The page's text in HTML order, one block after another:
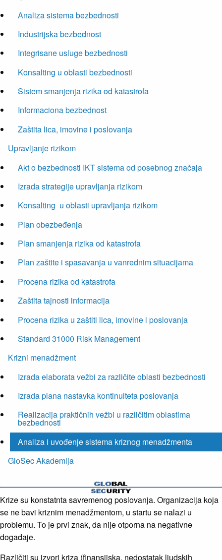
Analiza sistema bezbednosti
Industrijska bezbednost
Integrisane usluge bezbednosti
Konsalting u oblasti bezbednosti
Sistem smanjenja rizika od katastrofa
Informaciona bezbednost
Zaštita lica, imovine i poslovanja
Upravljanje rizikom
Akt o bezbednosti IKT sistema od posebnog značaja
Izrada strategije upravljanja rizikom
Konsalting u oblasti upravljanja rizikom
Plan obezbeđenja
Plan smanjenja rizika od katastrofa
Plan zaštite i spasavanja u vanrednim situacijama
Procena rizika od katastrofa
Zaštita tajnosti informacija
Procena rizika u zaštiti lica, imovine i poslovanja
Standard 31000 Risk Management
Krizni menadžment
Izrada elaborata vežbi za različite oblasti bezbednosti
Izrada plana nastavka kontinuiteta poslovanja
Realizacija praktičnih vežbi u različitim oblastima
bezbednosti
Analiza i uvođenje sistema kriznog menadžmenta
GloSec Akademija
Krize su konstatnta savremenog poslovanja. Organizacija koja
se ne bavi kriznim menadžmentom, u startu se nalazi u
problemu. To je prvi znak, da nije otporna na negativne
događaje.
Različiti su izvori kriza (finansijska, nedostatak ljudskih